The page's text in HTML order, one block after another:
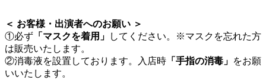
＜ お客様・出演者へのお願い ＞
①必ず 「マスクを着用」
してください。※マスクを忘れた方
は販売いたします。
②消毒液を設置しております。入店時 「手指の消毒」 をお願
いいたします。